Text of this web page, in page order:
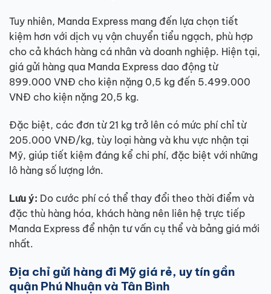
Tuy nhiên, Manda Express mang đến lựa chọn tiết
kiệm hơn với dịch vụ vận chuyển tiểu ngạch, phù hợp
cho cả khách hàng cá nhân và doanh nghiệp. Hiện tại,
giá gửi hàng qua Manda Express dao động từ
899.000 VNĐ cho kiện nặng 0,5 kg đến 5.499.000
VNĐ cho kiện nặng 20,5 kg.
Đặc biệt, các đơn từ 21 kg trở lên có mức phí chỉ từ
205.000 VNĐ/kg, tùy loại hàng và khu vực nhận tại
Mỹ, giúp tiết kiệm đáng kể chi phí, đặc biệt với những
lô hàng số lượng lớn.
Lưu ý: Do cước phí có thể thay đổi theo thời điểm và
đặc thù hàng hóa, khách hàng nên liên hệ trực tiếp
Manda Express để nhận tư vấn cụ thể và bảng giá mới
nhất.
Địa chỉ gửi hàng đi Mỹ giá rẻ, uy tín gần
quận Phú Nhuận và Tân Bình